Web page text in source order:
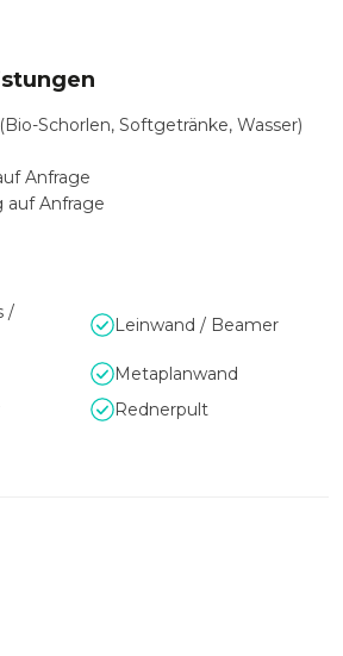
Schorlen, Softgetränke, Wasser)
Anfrage
auf Anfrage
/
Leinwand / Beamer
Metaplanwand
Rednerpult